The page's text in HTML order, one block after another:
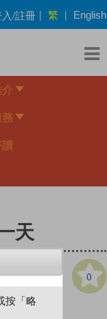
/註冊 | 繁 | English
介
務
讀
天
0
按「略